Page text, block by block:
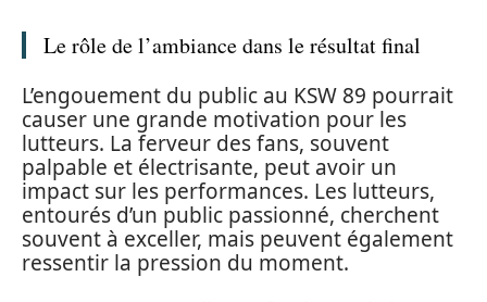
Le rôle de l’ambiance dans le résultat final
L’engouement du public au KSW 89 pourrait
causer une grande motivation pour les
lutteurs. La ferveur des fans, souvent
palpable et électrisante, peut avoir un
impact sur les performances. Les lutteurs,
entourés d’un public passionné, cherchent
souvent à exceller, mais peuvent également
ressentir la pression du moment.